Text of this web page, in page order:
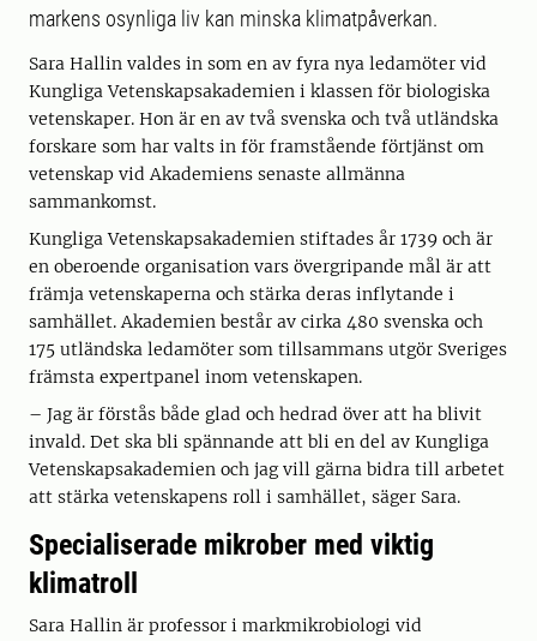
markens osynliga liv kan minska klimatpåverkan.
Sara Hallin valdes in som en av fyra nya ledamöter vid
Kungliga Vetenskapsakademien i klassen för biologiska
vetenskaper. Hon är en av två svenska och två utländska
forskare som har valts in för framstående förtjänst om
vetenskap vid Akademiens senaste allmänna
sammankomst.
Kungliga Vetenskapsakademien stiftades år 1739 och är
en oberoende organisation vars övergripande mål är att
främja vetenskaperna och stärka deras inflytande i
samhället. Akademien består av cirka 480 svenska och
175 utländska ledamöter som tillsammans utgör Sveriges
främsta expertpanel inom vetenskapen.
– Jag är förstås både glad och hedrad över att ha blivit
invald. Det ska bli spännande att bli en del av Kungliga
Vetenskapsakademien och jag vill gärna bidra till arbetet
att stärka vetenskapens roll i samhället, säger Sara.
Specialiserade mikrober med viktig
klimatroll
Sara Hallin är professor i markmikrobiologi vid